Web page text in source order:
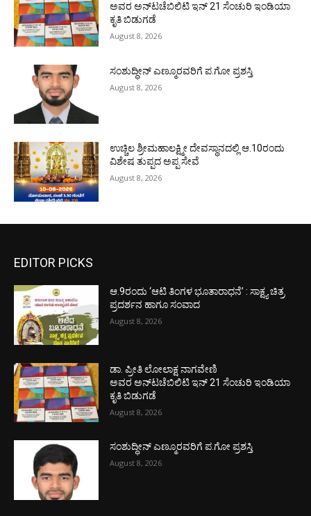
ಅವರ ಅನ್‌ಟಚೆಬಿಲಿಟಿ ಇನ್ 21 ಸೆಂಚುರಿ ಇಂಡಿಯಾ
ಕೃತಿ ಬಿಡುಗಡೆ
August 8, 2026
ಸಂಶುದ್ಧೀನ್ ಎಣ್ಮೂರವರಿಗೆ ಪ.ಗೋ ಪ್ರಶಸ್ತಿ
August 8, 2026
ಉಚ್ಚಿಲ ಶ್ರೀಮಹಾಲಕ್ಷ್ಮೀ ದೇವಸ್ಥಾನದಲ್ಲಿ ಆ.10ರಂದು
ವಿಶೇಷ ತುಪ್ಪದ ಅಪ್ಪ ಸೇವೆ
August 8, 2026
EDITOR PICKS
ಆ.9ರಂದು ‘ಆಟಿ ತಿಂಗಳ ಭೂತಾರಾಧನೆ’ : ಸಾಕ್ಷ್ಯ ಚಿತ್ರ
ಪ್ರದರ್ಶನ ಹಾಗೂ ಸಂವಾದ
August 8, 2026
ಡಾ. ಪ್ರೀತಿ ಲೋಲಾಕ್ಷ ನಾಗವೇಣಿ
ಅವರ ಅನ್‌ಟಚೆಬಿಲಿಟಿ ಇನ್ 21 ಸೆಂಚುರಿ ಇಂಡಿಯಾ
ಕೃತಿ ಬಿಡುಗಡೆ
August 8, 2026
ಸಂಶುದ್ಧೀನ್ ಎಣ್ಮೂರವರಿಗೆ ಪ.ಗೋ ಪ್ರಶಸ್ತಿ
August 8, 2026